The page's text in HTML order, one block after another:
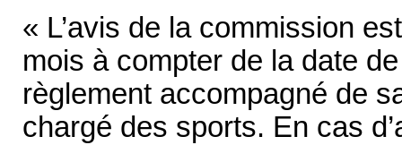
« L’avis de la commission
mois à compter de la date
règlement accompagné de
chargé des sports. En cas